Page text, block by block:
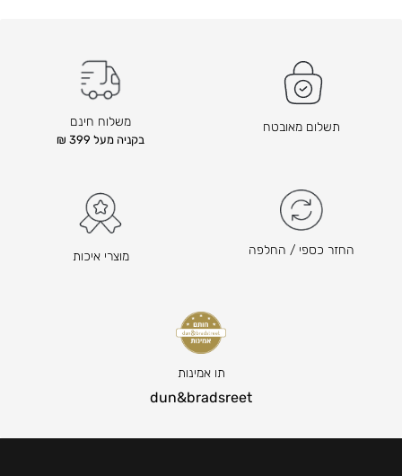
תשלום מאובטח משלוח חינם
בקניה מעל 399 ₪
החזר כספי / החלפה מוצרי איכות
תו אמינות
dun&bradsreet